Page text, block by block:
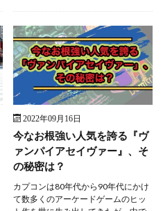
2022年09月16日
今なお根強い人気を誇る『ヴ
ァンパイアセイヴァー』、そ
の秘密は？
カプコンは80年代から90年代にかけ
て数多くのアーケードゲームのヒッ